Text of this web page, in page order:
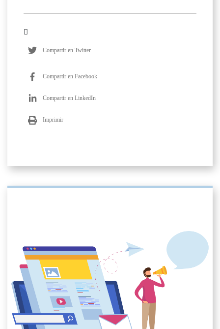
Compartir en Twitter
Compartir en Facebook
Compartir en LinkedIn
Imprimir